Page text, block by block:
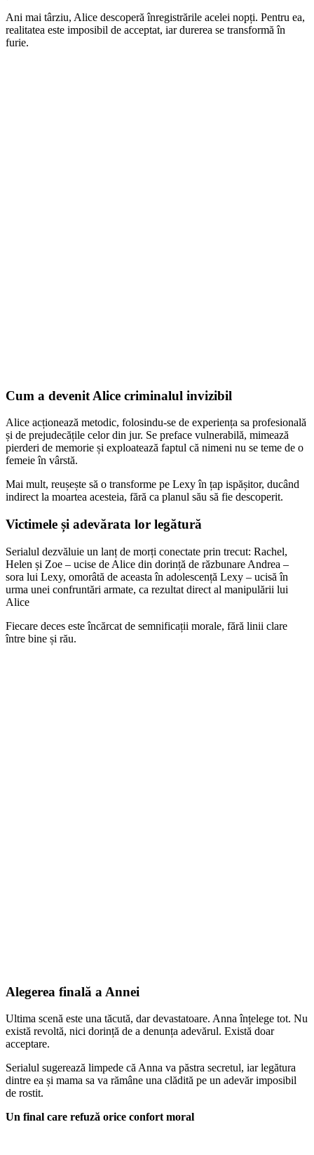
Ani mai târziu, Alice descoperă înregistrările acelei nopți. Pentru ea,
realitatea este imposibil de acceptat, iar durerea se transformă în
furie.
Cum a devenit Alice criminalul invizibil
Alice acționează metodic, folosindu-se de experiența sa profesională
și de prejudecățile celor din jur. Se preface vulnerabilă, mimează
pierderi de memorie și exploatează faptul că nimeni nu se teme de o
femeie în vârstă.
Mai mult, reușește să o transforme pe Lexy în țap ispășitor, ducând
indirect la moartea acesteia, fără ca planul său să fie descoperit.
Victimele și adevărata lor legătură
Serialul dezvăluie un lanț de morți conectate prin trecut: Rachel,
Helen și Zoe – ucise de Alice din dorință de răzbunare Andrea –
sora lui Lexy, omorâtă de aceasta în adolescență Lexy – ucisă în
urma unei confruntări armate, ca rezultat direct al manipulării lui
Alice
Fiecare deces este încărcat de semnificații morale, fără linii clare
între bine și rău.
Alegerea finală a Annei
Ultima scenă este una tăcută, dar devastatoare. Anna înțelege tot. Nu
există revoltă, nici dorință de a denunța adevărul. Există doar
acceptare.
Serialul sugerează limpede că Anna va păstra secretul, iar legătura
dintre ea și mama sa va rămâne una clădită pe un adevăr imposibil
de rostit.
Un final care refuză orice confort moral